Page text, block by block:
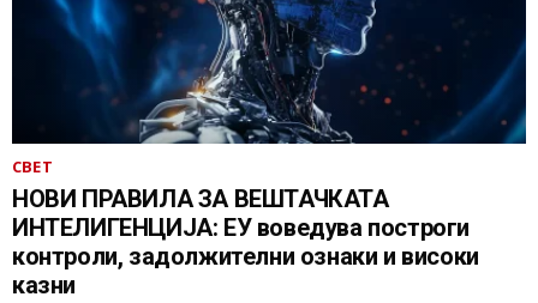
СВЕТ
НОВИ ПРАВИЛА ЗА ВЕШТАЧКАТА
ИНТЕЛИГЕНЦИЈА: ЕУ воведува построги
контроли, задолжителни ознаки и високи
казни